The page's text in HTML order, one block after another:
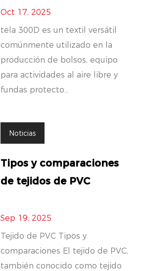
Oct 17, 2025
tela 300D es un textil versátil
comúnmente utilizado en la
producción de bolsos, equipo
para actividades al aire libre y
fundas protecto...
Noticias
Tipos y comparaciones
de tejidos de PVC
Sep 19, 2025
Tejido de PVC Tipos y
comparaciones El tejido de PVC,
también conocido como tejido